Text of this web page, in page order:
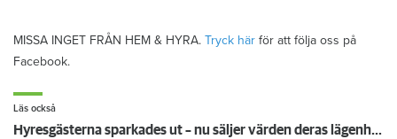
MISSA INGET FRÅN HEM & HYRA. Tryck här för att följa oss på
Facebook.
Läs också
Hyresgästerna sparkades ut – nu säljer värden deras lägenheter